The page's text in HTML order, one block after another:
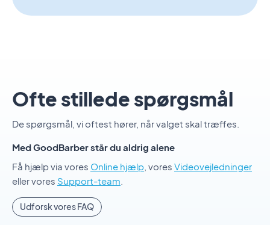
Ofte stillede spørgsmål
De spørgsmål, vi oftest hører, når valget skal træffes.
Med GoodBarber står du aldrig alene
Få hjælp via vores Online hjælp , vores Videovejledninger
eller vores Support-team
Udforsk vores FAQ